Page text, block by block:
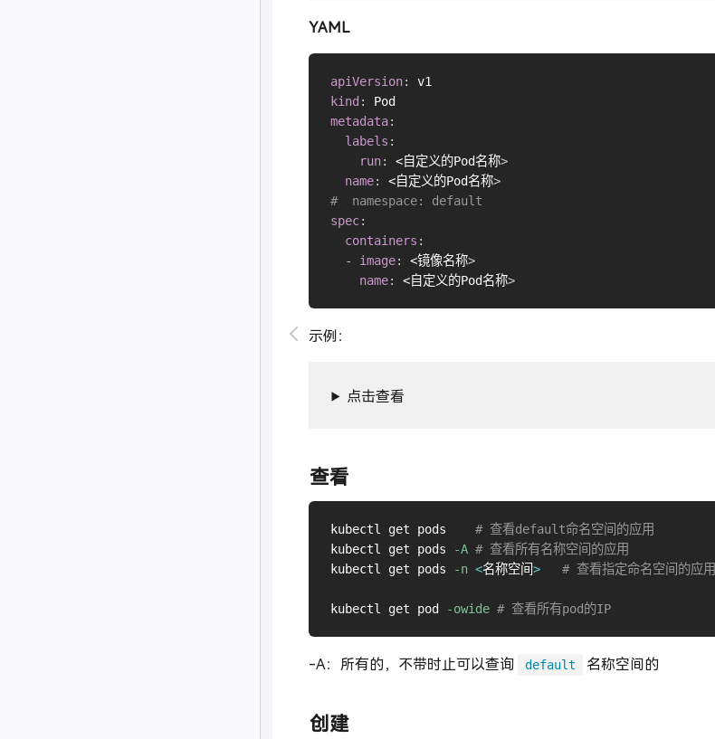
YAML
apiVersion:
kind :
metadata:
labels :
run: <自定义的Pod名称>
name: <自定义的Pod名称>
#  namespace: default
spec:
containers :
-
image: <镜像名称>
name: <自定义的Pod名称>
示例：
点击查看
查看
# 查看default命名空间的应用
kubectl get pods
-A # 查看所有名称空间的应用
kubectl get pods
-n <名称空间 > # 查看指定命名空间的应用
kubectl get pod -owide # 查看所有pod的IP
-A：所有的，不带时止可以查询 default 名称空间的
创建